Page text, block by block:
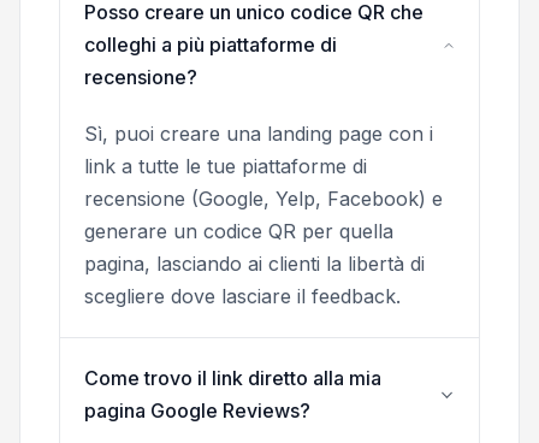
Posso creare un unico codice QR che
colleghi a più piattaforme di
recensione?
Sì, puoi creare una landing page con i
link a tutte le tue piattaforme di
recensione (Google, Yelp, Facebook) e
generare un codice QR per quella
pagina, lasciando ai clienti la libertà di
scegliere dove lasciare il feedback.
Come trovo il link diretto alla mia
pagina Google Reviews?